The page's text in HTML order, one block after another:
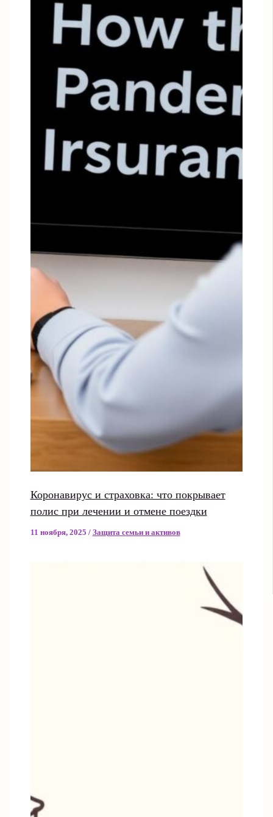
Коронавирус и страховка: что покрывает
полис при лечении и отмене поездки
11 ноября, 2025 / Защита семьи и активов